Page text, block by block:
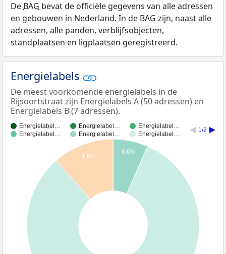
De BAG bevat de officiële gegevens van alle adressen
en gebouwen in Nederland. In de BAG zijn, naast alle
adressen, alle panden, verblijfsobjecten,
standplaatsen en ligplaatsen geregistreerd.
Energielabels
De meest voorkomende energielabels in de
Rijsoortstraat zijn Energielabels A (50 adressen) en
Energielabels B (7 adressen).
Energielabel… Energielabel…
Energielabel…
Energielabel…
Energielabel… Energielabel…
1/2
6,6%
11,5%